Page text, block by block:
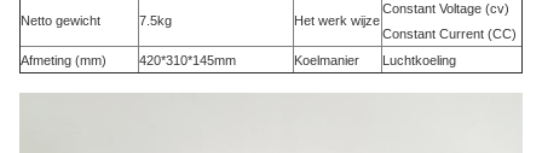
Netto gewicht 7.5kg Het werk wijze
Constant Voltage (cv)
Constant Current (CC)
Afmeting (mm)
420*310*145mm Koelmanier Luchtkoeling